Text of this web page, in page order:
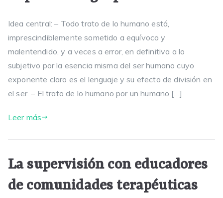
Idea central: – Todo trato de lo humano está,
imprescindiblemente sometido a equívoco y
malentendido, y a veces a error, en definitiva a lo
subjetivo por la esencia misma del ser humano cuyo
exponente claro es el lenguaje y su efecto de división en
el ser. – El trato de lo humano por un humano […]
Leer más
La supervisión con educadores
de comunidades terapéuticas